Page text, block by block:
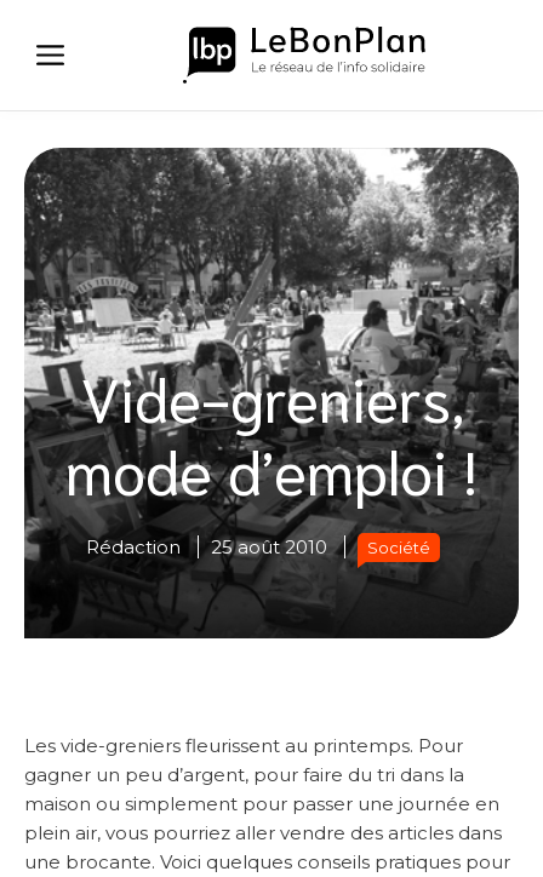
contenu
Vide-greniers,
mode d’emploi !
Rédaction 25 août 2010 Société
Les vide-greniers fleurissent au printemps. Pour
gagner un peu d’argent, pour faire du tri dans la
maison ou simplement pour passer une journée en
plein air, vous pourriez aller vendre des articles dans
une brocante. Voici quelques conseils pratiques pour